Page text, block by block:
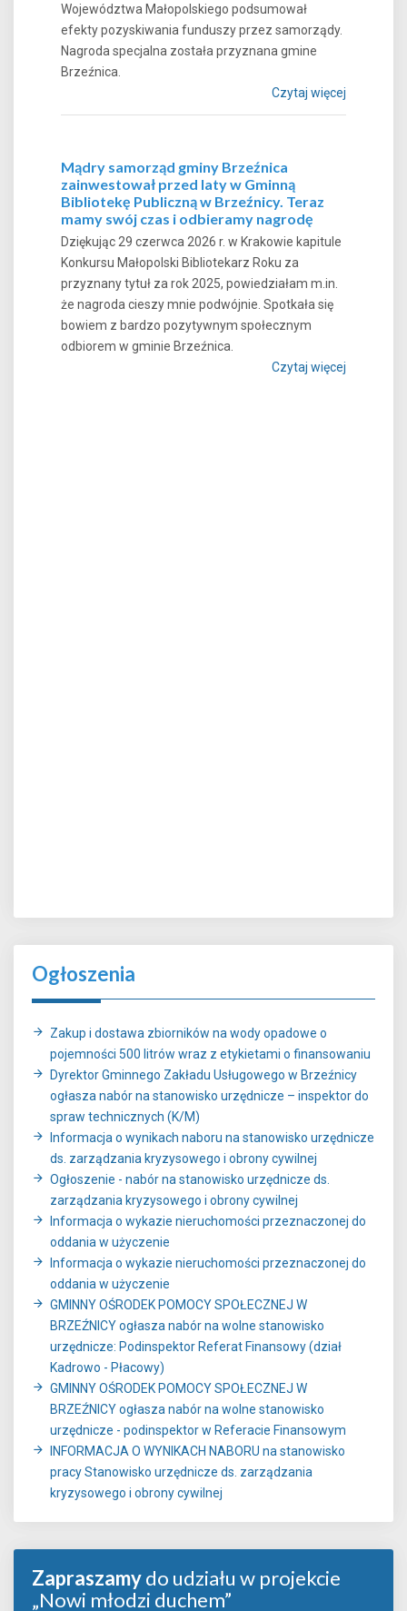
Województwa Małopolskiego podsumował
efekty pozyskiwania funduszy przez samorządy.
Nagroda specjalna została przyznana gmine
Brzeźnica.
Czytaj więcej
Mądry samorząd gminy Brzeźnica
zainwestował przed laty w Gminną
Bibliotekę Publiczną w Brzeźnicy. Teraz
mamy swój czas i odbieramy nagrodę
Dziękując 29 czerwca 2026 r. w Krakowie kapitule
Konkursu Małopolski Bibliotekarz Roku za
przyznany tytuł za rok 2025, powiedziałam m.in.
że nagroda cieszy mnie podwójnie. Spotkała się
bowiem z bardzo pozytywnym społecznym
odbiorem w gminie Brzeźnica.
Czytaj więcej
Ogłoszenia
Zakup i dostawa zbiorników na wody opadowe o
pojemności 500 litrów wraz z etykietami o finansowaniu
Dyrektor Gminnego Zakładu Usługowego w Brzeźnicy
ogłasza nabór na stanowisko urzędnicze – inspektor do
spraw technicznych (K/M)
Informacja o wynikach naboru na stanowisko urzędnicze
ds. zarządzania kryzysowego i obrony cywilnej
Ogłoszenie - nabór na stanowisko urzędnicze ds.
zarządzania kryzysowego i obrony cywilnej
Informacja o wykazie nieruchomości przeznaczonej do
oddania w użyczenie
Informacja o wykazie nieruchomości przeznaczonej do
oddania w użyczenie
GMINNY OŚRODEK POMOCY SPOŁECZNEJ W
BRZEŹNICY ogłasza nabór na wolne stanowisko
urzędnicze: Podinspektor Referat Finansowy (dział
Kadrowo - Płacowy)
GMINNY OŚRODEK POMOCY SPOŁECZNEJ W
BRZEŹNICY ogłasza nabór na wolne stanowisko
urzędnicze - podinspektor w Referacie Finansowym
INFORMACJA O WYNIKACH NABORU na stanowisko
pracy Stanowisko urzędnicze ds. zarządzania
kryzysowego i obrony cywilnej
Zapraszamydo udziału w projekcie
„Nowi młodzi duchem”